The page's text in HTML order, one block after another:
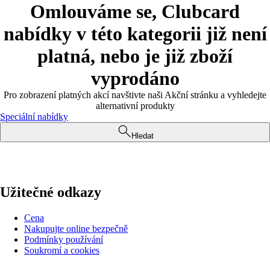
Omlouváme se, Clubcard
nabídky v této kategorii již není
platná, nebo je již zboží
vyprodáno
Pro zobrazení platných akcí navštivte naši Akční stránku a vyhledejte
alternativní produkty
Speciální nabídky
Hledat
Užitečné odkazy
Cena
Nakupujte online bezpečně
Podmínky používání
Soukromí a cookies